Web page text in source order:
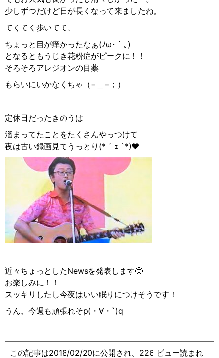
少しずつだけど日が長くなって来ましたね。
てくてく歩いてて、
ちょっと目が痒かったなぁ(ﾉω･｀｡)
となるともうじき花粉症がピークに！！
そろそろアレジオンの目薬
もらいにいかなくちゃ（−＿−；）
定休日だったきのうは
溜まってたことをたくさんやっつけて
夜は古い録画見てうっとり(* ´ ｪ `*)♥
近々ちょっとしたNewsを発表します🤩
お楽しみに！！
スッキリしたし今夜はいい眠りにつけそうです！
うん。今週も頑張れそp(・∀・`)q
この記事は2018/02/20に公開され、226 ビュー読まれ